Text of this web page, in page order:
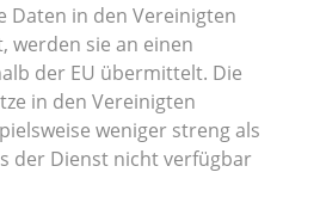
Daten in den Vereinigten
werden sie an einen
der EU übermittelt. Die
in den Vereinigten
weniger streng als
der Dienst nicht verfügbar